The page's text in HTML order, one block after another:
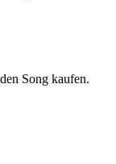
Song kaufen.